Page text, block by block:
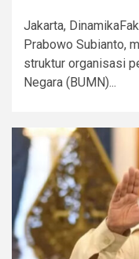
Jakarta,
Prabowo Subianto,
struktur organisasi
Negara (BUMN)...